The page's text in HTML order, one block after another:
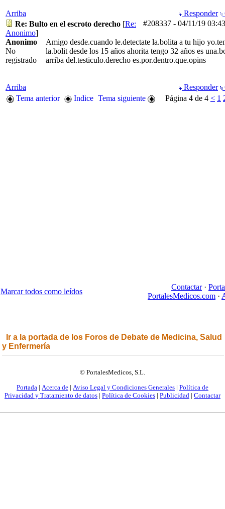
Arriba Responder
#208337 - 04/11/19
Re: Bulto en el escroto derecho [Re:
Anonimo]
Anonimo
No
registrado
Amigo desde.cuando le.detectate la.bolita a tu hijo
la.bolit desde los 15 años ahorita tengo 32 años es
arriba del.testiculo.derecho es.por.dentro.que.opins
Arriba Responder
Página 4 de 4 < 1
Tema anterior Indice Tema siguiente
Marcar todos como leídos
Contactar·
PortalesMedicos.com ·
Ir a la portada de los Foros de Debate de Medicina, Salud
y Enfermería
© PortalesMedicos, S.L.
Portada | Acerca de | Aviso Legal y Condiciones Generales | Política de
Privacidad y Tratamiento de datos | Política de Cookies | Publicidad | Contactar